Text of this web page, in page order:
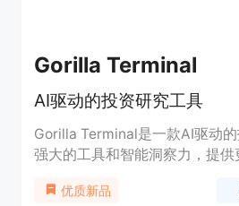
Gorilla Terminal
AI驱动的投资研究工具
Gorilla Terminal是一款AI驱动
强大的工具和智能洞察力，提供
据、风险管理、供应链分析、回
优质新品